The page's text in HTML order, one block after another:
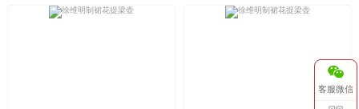
客服微信